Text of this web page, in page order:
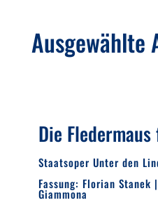
Ausgewählte
Die
Staatsoper Unter den
Fassung: Florian Stanek
Giammona